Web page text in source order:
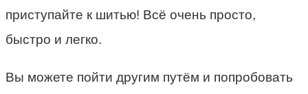
приступайте к шитью! Всё очень просто,
быстро и легко.
Вы можете пойти другим путём и попробовать